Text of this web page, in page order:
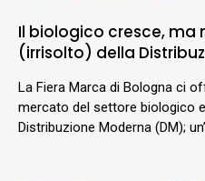
Il biologico cresce, ma
(irrisolto) della
La Fiera Marca di Bologna ci
mercato del settore biologico
Distribuzione Moderna (DM);